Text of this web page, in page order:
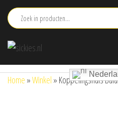
naar
inhoud
Home »Winkel » Koppelingshuis